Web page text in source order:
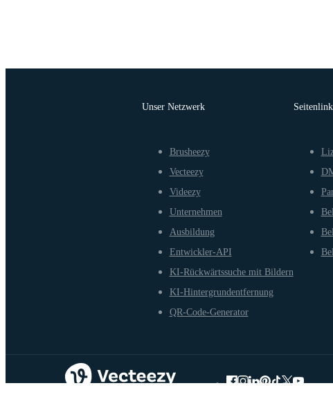
Unser Netzwerk
Brusheezy
Vecteezy
Videezy
Unternehmen
Ausbildung
Entwickler-API
KI-Rückwärtssuche mit Bildern
KI-Hintergrundentfernung
QR-Code-Generator